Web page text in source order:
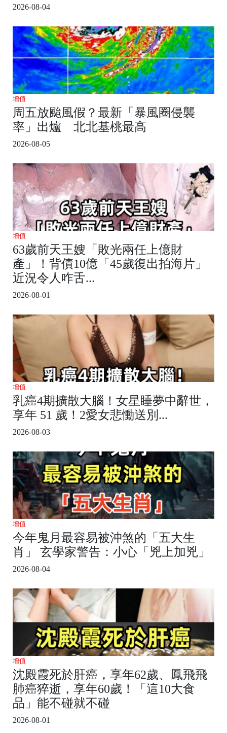
2026-08-04
增值
周五放颱風假？最新「暴風圈侵襲
率」出爐 北北基桃最高
2026-08-05
增值
63歲前天王嫂「敗光兩任上億財
產」！背債10億「45歲復出拍海片」
近況令人咋舌...
2026-08-01
增值
乳癌4期擴散大腦！女星睡夢中辭世，
享年 51 歲！2愛女悲慟送別...
2026-08-03
增值
今年鬼月最容易被沖煞的「五大生
肖」 玄學家警告：小心「兇上加兇」
2026-08-04
增值
沈殿霞死於肝癌，享年62歲、鳳飛飛
肺癌猝逝，享年60歲！「這10大食
品」能不碰就不碰
2026-08-01